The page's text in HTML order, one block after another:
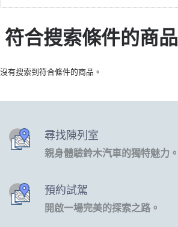
符合搜索條件的商品
沒有搜索到符合條件的商品。
尋找陳列室
親身體驗鈴木汽車的獨特魅力。
預約試駕
開啟一場完美的探索之路。